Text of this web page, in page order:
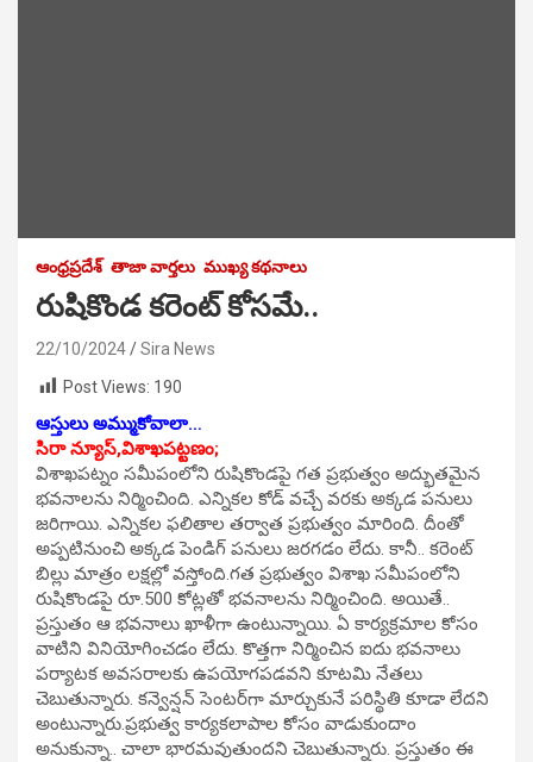
ఆంధ్రప్రదేశ్ తాజా వార్తలు ముఖ్య కథనాలు
రుషికొండ కరెంట్ కోసమే..
22/10/2024
Sira News
Post Views: 190
ఆస్తులు అమ్ముకోవాలా…
సిరా న్యూస్,విశాఖపట్టణం;
విశాఖపట్నం సమీపంలోని రుషికొండపై గత ప్రభుత్వం అద్భుతమైన
భవనాలను నిర్మించింది. ఎన్నికల కోడ్ వచ్చే వరకు అక్కడ పనులు
జరిగాయి. ఎన్నికల ఫలితాల తర్వాత ప్రభుత్వం మారింది. దీంతో
అప్పటినుంచి అక్కడ పెండిగ్ పనులు జరగడం లేదు. కానీ.. కరెంట్
బిల్లు మాత్రం లక్షల్లో వస్తోంది.గత ప్రభుత్వం విశాఖ సమీపంలోని
రుషికొండపై రూ.500 కోట్లతో భవనాలను నిర్మించింది. అయితే..
ప్రస్తుతం ఆ భవనాలు ఖాళీగా ఉంటున్నాయి. ఏ కార్యక్రమాల కోసం
వాటిని వినియోగించడం లేదు. కొత్తగా నిర్మించిన ఐదు భవనాలు
పర్యాటక అవసరాలకు ఉపయోగపడవని కూటమి నేతలు
చెబుతున్నారు. కన్వెన్షన్‌ సెంటర్‌గా మార్చుకునే పరిస్థితి కూడా లేదని
అంటున్నారు.ప్రభుత్వ కార్యకలాపాల కోసం వాడుకుందాం
అనుకున్నా.. చాలా భారమవుతుందని చెబుతున్నారు. ప్రస్తుతం ఈ